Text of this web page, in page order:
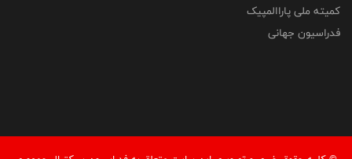
کمیته ملی پاراالمپیک
فدراسیون جهانی